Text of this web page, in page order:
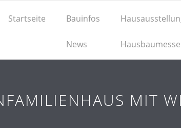
Startseite Bauinfos
News
MIT